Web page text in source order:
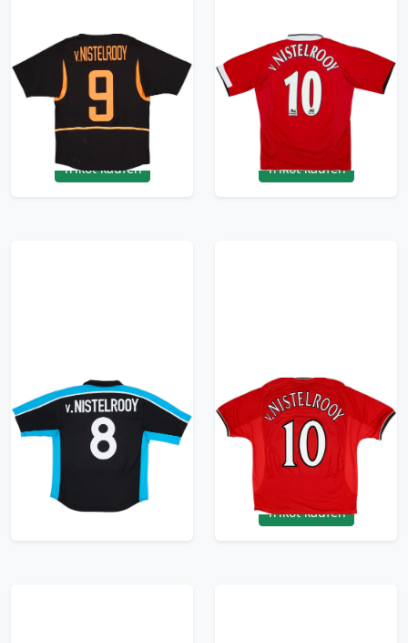
2002-04 Netherlands
Away Shirt
V.Nistelrooy #9 - 9/10
- (S)
179.99£ · ca. €212
Trikot kaufen
2004-06 Manchester
United Home Shirt
v.Nistelrooy #10 - 7/10
- (S)
179.99£ · ca. €212
Trikot kaufen
1999-01 PSV Away
Shirt V.Nistelrooy #8 -
7/10 - (L)
179.99£ · ca. €212
Trikot kaufen
2000-02 Manchester
United Home Shirt
V.Nistelrooy #10 -
5/10 - (L)
149.99£ · ca. €177
Trikot kaufen